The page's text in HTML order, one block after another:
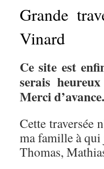
Grande
Vinard
Ce site est
serais
Merci d’avance.
Cette traversée
ma famille à qui
Thomas,